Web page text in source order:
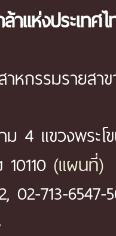
าแห่งประเทศ
หกรรมรายสา
4 แขวงพระโ
(แผนที่)
02-713-6547-